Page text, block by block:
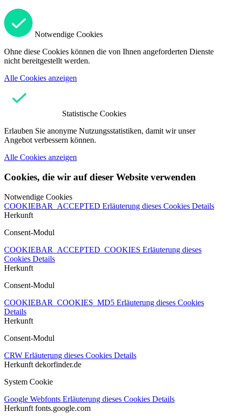
Notwendige Cookies
Ohne diese Cookies können die von Ihnen angeforderten Dienste
nicht bereitgestellt werden.
Alle Cookies anzeigen
Statistische Cookies
Erlauben Sie anonyme Nutzungsstatistiken, damit wir unser
Angebot verbessern können.
Alle Cookies anzeigen
Cookies, die wir auf dieser Website verwenden
Notwendige Cookies
COOKIEBAR_ACCEPTED Erläuterung dieses Cookies Details
Herkunft
Consent-Modul
COOKIEBAR_ACCEPTED_COOKIES Erläuterung dieses
Cookies Details
Herkunft
Consent-Modul
COOKIEBAR_COOKIES_MD5 Erläuterung dieses Cookies
Details
Herkunft
Consent-Modul
CRW Erläuterung dieses Cookies Details
Herkunft dekorfinder.de
System Cookie
Google Webfonts Erläuterung dieses Cookies Details
Herkunft fonts.google.com